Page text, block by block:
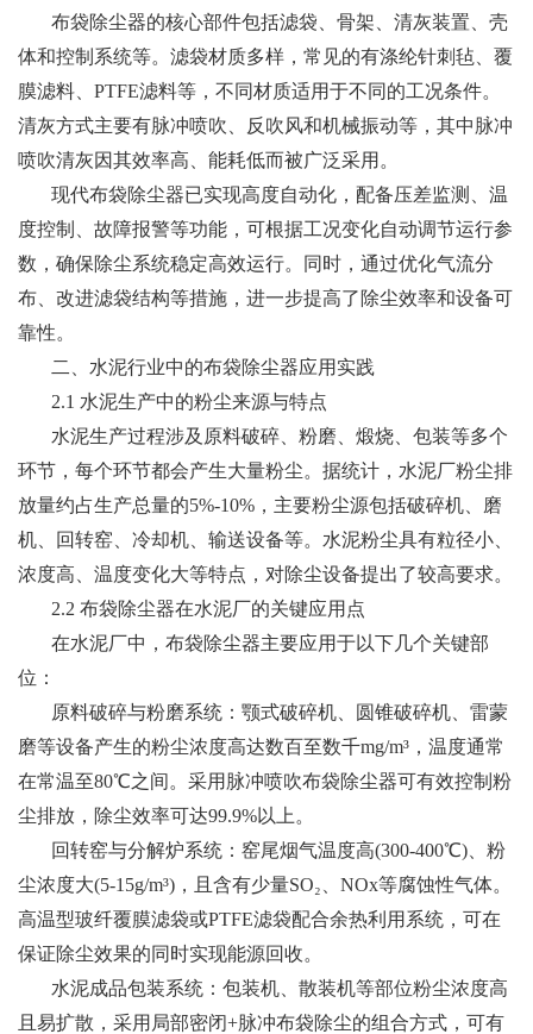
布袋除尘器的核心部件包括滤袋、骨架、清灰装置、壳
体和控制系统等。滤袋材质多样，常见的有涤纶针刺毡、覆
膜滤料、PTFE滤料等，不同材质适用于不同的工况条件。
清灰方式主要有脉冲喷吹、反吹风和机械振动等，其中脉冲
喷吹清灰因其效率高、能耗低而被广泛采用。
现代布袋除尘器已实现高度自动化，配备压差监测、温
度控制、故障报警等功能，可根据工况变化自动调节运行参
数，确保除尘系统稳定高效运行。同时，通过优化气流分
布、改进滤袋结构等措施，进一步提高了除尘效率和设备可
靠性。
二、水泥行业中的布袋除尘器应用实践
2.1 水泥生产中的粉尘来源与特点
水泥生产过程涉及原料破碎、粉磨、煅烧、包装等多个
环节，每个环节都会产生大量粉尘。据统计，水泥厂粉尘排
放量约占生产总量的5%-10%，主要粉尘源包括破碎机、磨
机、回转窑、冷却机、输送设备等。水泥粉尘具有粒径小、
浓度高、温度变化大等特点，对除尘设备提出了较高要求。
2.2 布袋除尘器在水泥厂的关键应用点
在水泥厂中，布袋除尘器主要应用于以下几个关键部
位：
原料破碎与粉磨系统：颚式破碎机、圆锥破碎机、雷蒙
磨等设备产生的粉尘浓度高达数百至数千mg/m³，温度通常
在常温至80℃之间。采用脉冲喷吹布袋除尘器可有效控制粉
尘排放，除尘效率可达99.9%以上。
回转窑与分解炉系统：窑尾烟气温度高(300-400℃)、粉
尘浓度大(5-15g/m³)，且含有少量SO₂、NOx等腐蚀性气体。
高温型玻纤覆膜滤袋或PTFE滤袋配合余热利用系统，可在
保证除尘效果的同时实现能源回收。
水泥成品包装系统：包装机、散装机等部位粉尘浓度高
且易扩散，采用局部密闭+脉冲布袋除尘的组合方式，可有